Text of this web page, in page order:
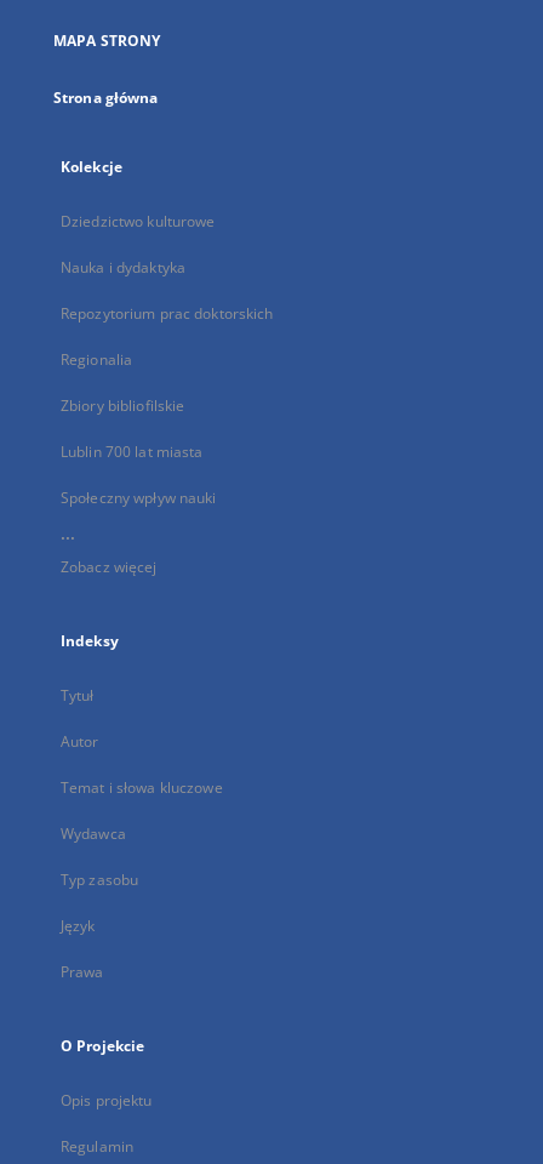
karcie
MAPA STRONY
Strona główna
Kolekcje
Dziedzictwo kulturowe
Nauka i dydaktyka
Repozytorium prac doktorskich
Regionalia
Zbiory bibliofilskie
Lublin 700 lat miasta
Społeczny wpływ nauki
...
Zobacz więcej
Indeksy
Tytuł
Autor
Temat i słowa kluczowe
Wydawca
Typ zasobu
Język
Prawa
O Projekcie
Opis projektu
Regulamin